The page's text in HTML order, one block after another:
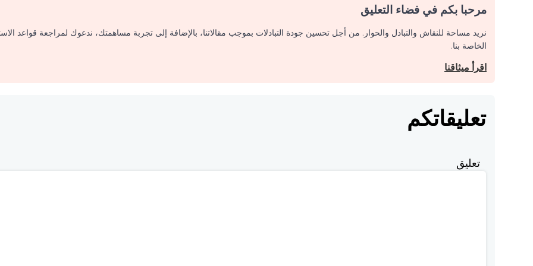
مرحبا بكم في فضاء التعليق
نريد مساحة للنقاش والتبادل والحوار. من أجل تحسين جودة التبادلات بموجب مقالاتنا، بالإضافة إلى تجربة مساهمتك، ندعوك لمراجعة قواعد
الخاصة بنا.
اقرأ ميثاقنا
تعليقاتكم
تعليق